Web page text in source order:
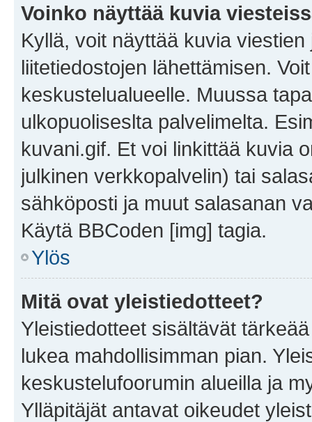
Voinko näyttää kuvia
Kyllä, voit näyttää kuvia
liitetiedostojen lähettämisen.
keskustelualueelle. Muussa
ulkopuoliseslta palvelimelta.
kuvani.gif. Et voi linkittää kuvia
julkinen verkkopalvelin) tai
sähköposti ja muut salasanan
Käytä BBCoden [img] tagia.
Ylös
Mitä ovat yleistiedotteet?
Yleistiedotteet sisältävät
lukea mahdollisimman pian.
keskustelufoorumin alueilla ja
Ylläpitäjät antavat oikeudet